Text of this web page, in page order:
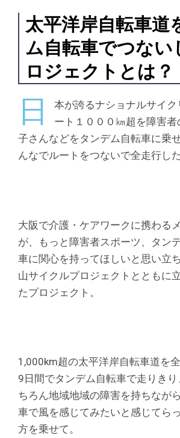
太平洋岸自転車道
ム自転車でつない
ロジェクトとは？
日
本が誇るナショナルサイク
ート１０００㎞超を障害者
子さんなどをタンデム自転車に乗
んなでルートをつないで全走行し
大阪で介護・ケアワークに携わる
が、もっと障害者スポーツ、タン
車に関心を持ってほしいと思い立
山サイクルプロジェクトとともに
たプロジェクト。
1,000km超の太平洋岸自転車道を
9日間でタンデム自転車で走りきり
ちろん地域地域の障害を持ちなが
車で風を感じてみたいと感じてら
方を乗せて。